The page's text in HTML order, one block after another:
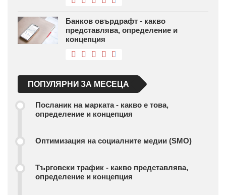
Банков овърдрафт - какво
представлява, определение и
концепция
ПОПУЛЯРНИ ЗА МЕСЕЦА
Посланик на марката - какво е това,
определение и концепция
Оптимизация на социалните медии (SMO)
Търговски трафик - какво представлява,
определение и концепция